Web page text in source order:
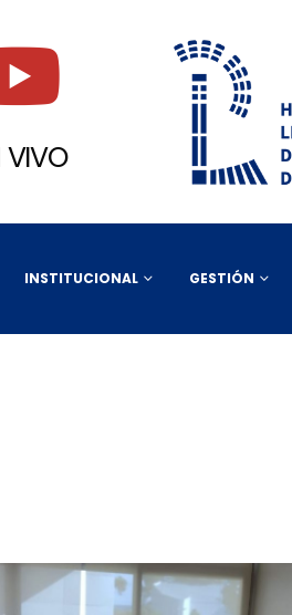
VIVO
INSTITUCIONAL GESTIÓN